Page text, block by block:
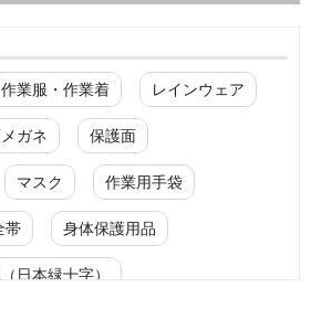
作業服・作業着 レインウェア
ガネ 保護面
マスク 作業用手袋
帯 身体保護用品
日本緑十字）